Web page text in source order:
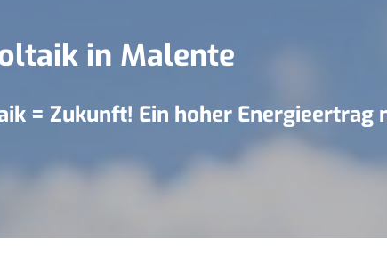
in Malente
= Zukunft! Ein hoher Energieertrag